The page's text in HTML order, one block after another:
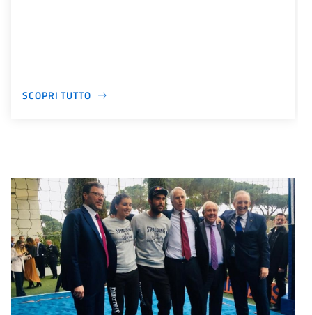
SCOPRI TUTTO